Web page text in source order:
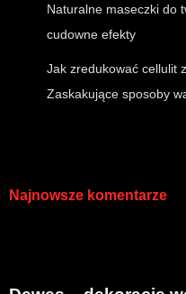
Naturalne maseczki do
cudowne efekty
Jak zredukować cellulit
Zaskakujące sposoby
Najnowsze komentarze